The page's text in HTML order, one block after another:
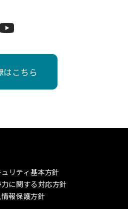
はこちら
リティ基本方針
に関する対応方針
報保護方針